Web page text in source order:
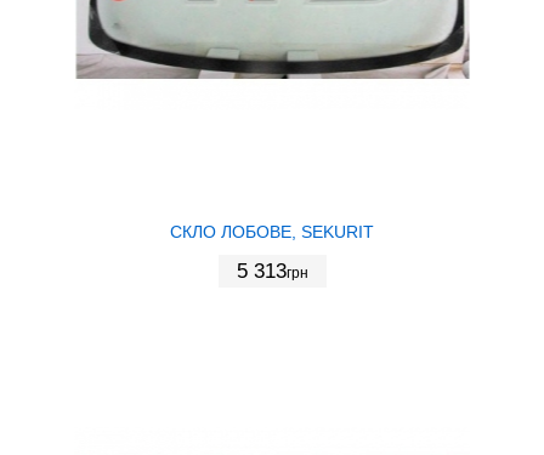
СКЛО ЛОБОВЕ, SEKURIT
5 313грн